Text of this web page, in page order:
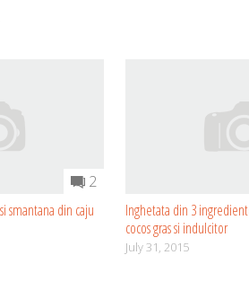
2
smantana din caju
Inghetata din 3
cocos gras si indulcitor
July 31, 2015